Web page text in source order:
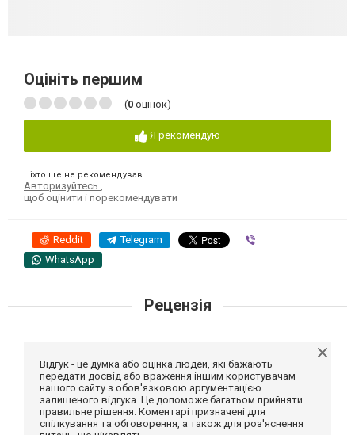
Оцініть першим
(0 оцінок)
Я рекомендую
Ніхто ще не рекомендував
Авторизуйтесь
щоб оцінити і порекомендувати
Reddit Telegram
WhatsApp
Рецензія
Відгук - це думка або оцінка людей, які бажають
передати досвід або враження іншим користувачам
нашого сайту з обов'язковою аргументацією
залишеного відгука. Це допоможе багатьом прийняти
правильне рішення. Коментарі призначені для
спілкування та обговорення, а також для роз'яснення